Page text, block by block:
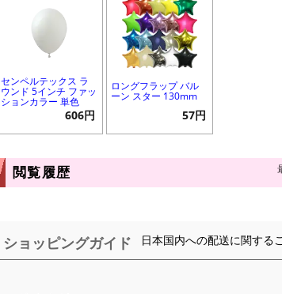
センペルテックス ラ
ウンド 5インチ ファッ
ションカラー 単色
606円
ロングフラップ バル
ーン スター 130mm
57円
閲覧履歴
ショッピングガイド 日本国内への配送に関する